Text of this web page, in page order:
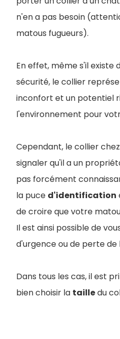
n'en a pas besoin
matous fugueurs).
En effet, même s'il existe
sécurité, le collier
inconfort et un potentiel
l'environnement pour
Cependant, le collier
signaler qu'il a un
pas forcément
la puce d'identification
de croire que votre
Il est ainsi possible de
d'urgence ou de perte de
Dans tous les cas, il est
bien choisir la tailledu